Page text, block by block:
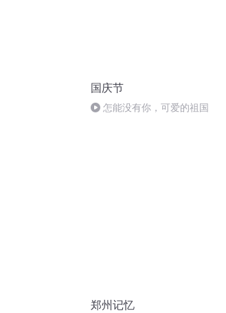
国庆节
怎能没有你，可爱的祖国
郑州记忆